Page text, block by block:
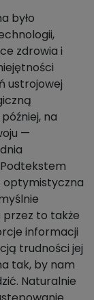
było
zdrowia i
ustrojowej
na
—
optymistyczna
przez to także
informacji
trudności jej
tak, by nam
Naturalnie